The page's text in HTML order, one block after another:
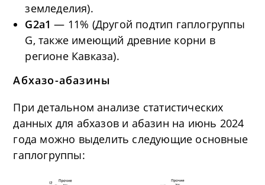
земледелия).
G2a1— 11% (Другой подтип гаплогруппы
G, также имеющий древние корни в
регионе Кавказа).
Абхазо-абазины
При детальном анализе статистических
данных для абхазов и абазин на июнь 2024
года можно выделить следующие основные
гаплогруппы: